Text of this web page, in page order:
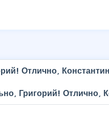
Отлично,
Григорий! Отлично,